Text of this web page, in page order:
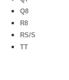
Q8
R8
RS/S
TT